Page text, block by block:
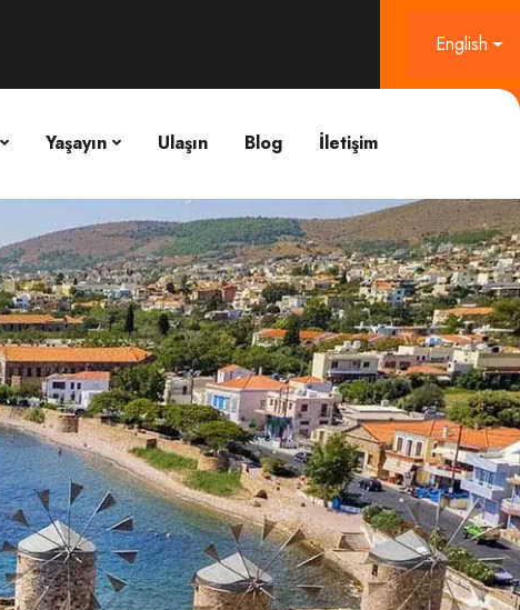
English
Yaşayın Ulaşın Blog İletişim